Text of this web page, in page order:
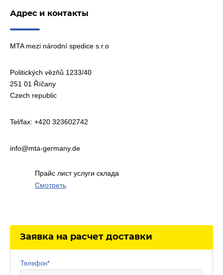
Адрес и контакты
MTA mezi národní spedice s.r.o
Politických vězňů 1233/40
251 01 Říčany
Czech republic
Tel/fax: +420 323602742
info@mta-germany.de
Прайс лист услуги склада
Смотреть
Заявка на расчет доставки
Телефон*